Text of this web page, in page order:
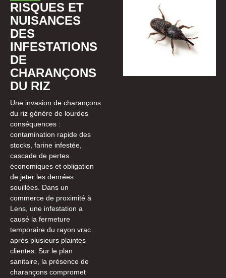
RISQUES ET
NUISANCES
DES
INFESTATIONS
DE
CHARANÇONS
DU RIZ
Une invasion de charançons
du riz génère de lourdes
conséquences :
contamination rapide des
stocks, farine infestée,
cascade de pertes
économiques et obligation
de jeter les denrées
souillées. Dans un
commerce de proximité à
Lens, une infestation a
causé la fermeture
temporaire du rayon vrac
après plusieurs plaintes
clientes. Sur le plan
sanitaire, la présence de
charançons compromet